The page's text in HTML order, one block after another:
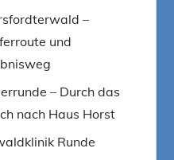
–
und
– Durch das
nach Haus Horst
Runde